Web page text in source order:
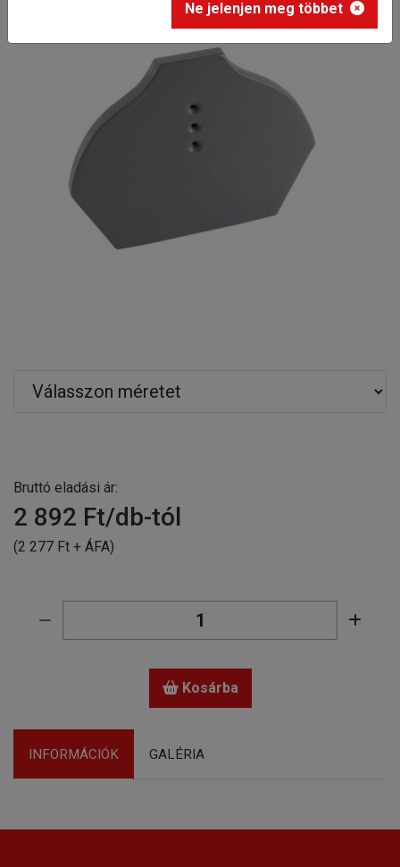
Bruttó eladási ár:
2 892 Ft/db-tól
(2 277 Ft + ÁFA)
Kosárba
INFORMÁCIÓK GALÉRIA
Ne jelenjen meg többet